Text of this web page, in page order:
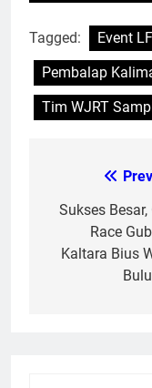
Tagged: Event
Pembalap
Tim WJRT
navigation
Sukses Besar,
Race
Kaltara Bius